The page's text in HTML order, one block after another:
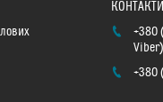
+380
Viber)
+380